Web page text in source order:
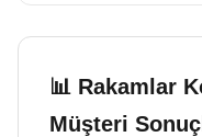
📊 Rakamlar
Müşteri